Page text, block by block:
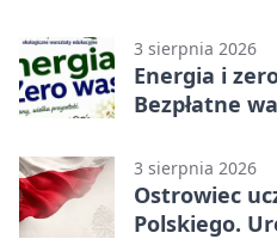
3 sierpnia 2026
Energia i
Bezpłatne
3 sierpnia 2026
Ostrowiec
Polskiego.